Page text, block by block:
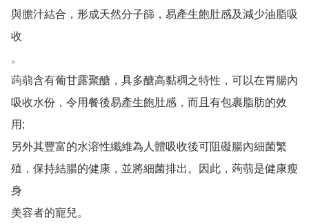
與膽汁結合，形成天然分子篩，易產生飽肚感及減少油脂吸
收
。
蒟蒻含有葡甘露聚醣，具多醣高黏稠之特性，可以在胃腸內
吸收水份，令用餐後易產生飽肚感，而且有包裹脂肪的效
用;
另外其豐富的水溶性纖維為人體吸收後可阻礙腸內細菌繁
殖，保持結腸的健康，並將細菌排出。因此，蒟蒻是健康瘦
身
美容者的寵兒。